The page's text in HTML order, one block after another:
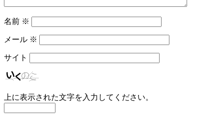
名前 ※
メール ※
サイト
上に表示された文字を入力してください。